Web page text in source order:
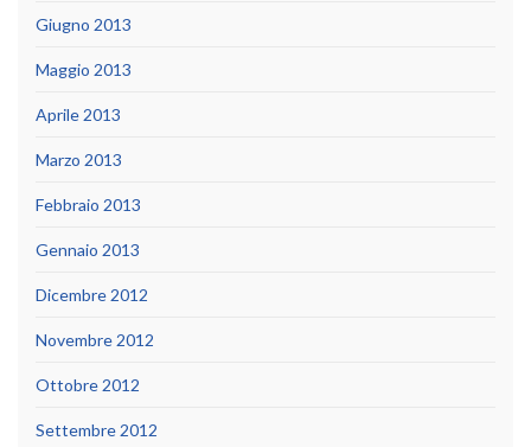
Giugno 2013
Maggio 2013
Aprile 2013
Marzo 2013
Febbraio 2013
Gennaio 2013
Dicembre 2012
Novembre 2012
Ottobre 2012
Settembre 2012